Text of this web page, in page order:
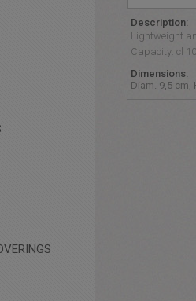
Description:
Lightweight
Capacity: cl
Dimensions:
Diam. 9,5 cm,